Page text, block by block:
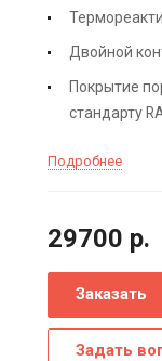
Двойной
Покрытие
стандарту
Подробнее
29700 р.
Заказать
Задать